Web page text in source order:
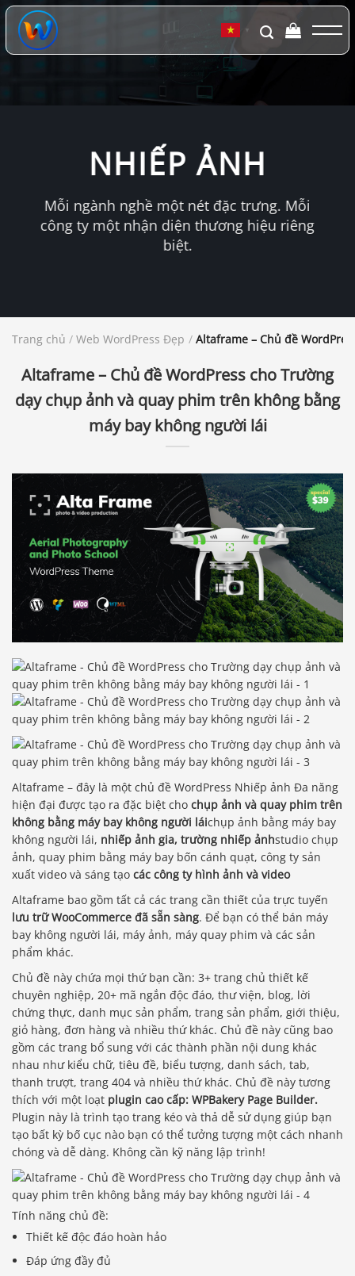
Chuyển
đến
dung
▼
NHIẾP ẢNH
Mỗi ngành nghề một nét đặc trưng. Mỗi
công ty một nhận diện thương hiệu riêng
biệt.
Trang chủ / Web WordPress Đẹp / Altaframe – Chủ đề
Altaframe – Chủ đề WordPress cho Trường
dạy chụp ảnh và quay phim trên không bằng
máy bay không người lái
Altaframe – đây là một chủ đề WordPress Nhiếp ảnh Đa năng
hiện đại được tạo ra đặc biệt cho chụp ảnh và quay phim trên
không bằng máy bay không người láichụp ảnh bằng máy bay
không người lái, nhiếp ảnh gia, trường nhiếp ảnhstudio chụp
ảnh, quay phim bằng máy bay bốn cánh quạt, công ty sản
xuất video và sáng tạo các công ty hình ảnh và video
Altaframe bao gồm tất cả các trang cần thiết của trực tuyến
lưu trữ WooCommerce đã sẵn sàng. Để bạn có thể bán máy
bay không người lái, máy ảnh, máy quay phim và các sản
phẩm khác.
Chủ đề này chứa mọi thứ bạn cần: 3+ trang chủ thiết kế
chuyên nghiệp, 20+ mã ngắn độc đáo, thư viện, blog, lời
chứng thực, danh mục sản phẩm, trang sản phẩm, giới thiệu,
giỏ hàng, đơn hàng và nhiều thứ khác. Chủ đề này cũng bao
gồm các trang bổ sung với các thành phần nội dung khác
nhau như kiểu chữ, tiêu đề, biểu tượng, danh sách, tab,
thanh trượt, trang 404 và nhiều thứ khác. Chủ đề này tương
thích với một loạt plugin cao cấp: WPBakery Page Builder.
Plugin này là trình tạo trang kéo và thả dễ sử dụng giúp bạn
tạo bất kỳ bố cục nào bạn có thể tưởng tượng một cách nhanh
chóng và dễ dàng. Không cần kỹ năng lập trình!
Tính năng chủ đề:
Thiết kế độc đáo hoàn hảo
Đáp ứng đầy đủ